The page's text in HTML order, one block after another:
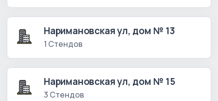
Наримановская ул, дом № 13
1 Стендов
Наримановская ул, дом № 15
3 Стендов